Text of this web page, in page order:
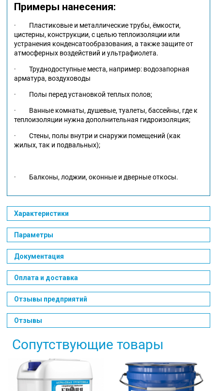
Примеры нанесения:
· Пластиковые и металлические трубы, ёмкости,
цистерны, конструкции, с целью теплоизоляции или
устранения конденсатообразования, а также защите от
атмосферных воздействий и ультрафиолета.
· Труднодоступные места, например: водозапорная
арматура, воздуховоды
· Полы перед установкой теплых полов;
· Ванные комнаты, душевые, туалеты, бассейны, где к
теплоизоляции нужна дополнительная гидроизоляция;
· Стены, полы внутри и снаружи помещений (как
жилых, так и подвальных);
· Балконы, лоджии, оконные и дверные откосы.
Характеристики
Параметры
Документация
Оплата и доставка
Отзывы предприятий
Отзывы
Сопутствующие товары